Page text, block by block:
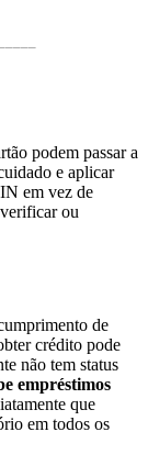
podem passar a
e aplicar
em vez de
ou
de
crédito pode
não tem status
empréstimos
que
em todos os